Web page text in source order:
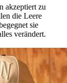
akzeptiert zu
die Leere
sie
verändert.